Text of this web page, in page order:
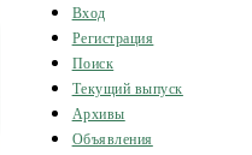
Вход
Регистрация
Поиск
Текущий выпуск
Архивы
Объявления